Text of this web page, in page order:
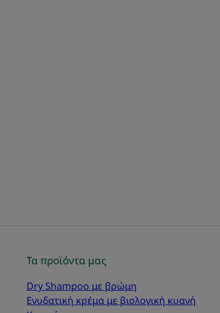
Τα προϊόντα μας
Dry Shampoo με βρώμη
Ενυδατική κρέμα με βιολογική κυανή